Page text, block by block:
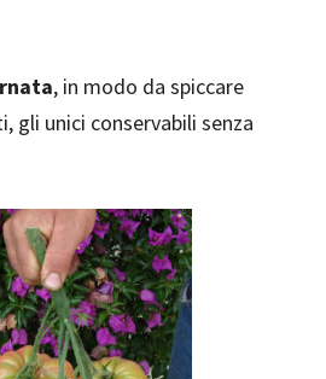
, in modo da spiccare
gli unici conservabili senza